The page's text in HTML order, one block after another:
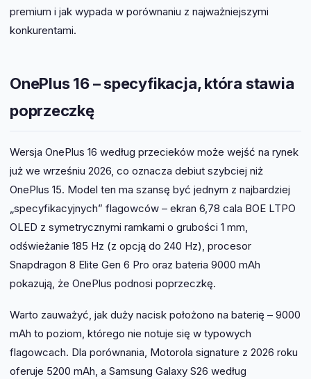
premium i jak wypada w porównaniu z najważniejszymi
konkurentami.
OnePlus 16 – specyfikacja, która stawia
poprzeczkę
Wersja OnePlus 16 według przecieków może wejść na rynek
już we wrześniu 2026, co oznacza debiut szybciej niż
OnePlus 15. Model ten ma szansę być jednym z najbardziej
„specyfikacyjnych” flagowców – ekran 6,78 cala BOE LTPO
OLED z symetrycznymi ramkami o grubości 1 mm,
odświeżanie 185 Hz (z opcją do 240 Hz), procesor
Snapdragon 8 Elite Gen 6 Pro oraz bateria 9000 mAh
pokazują, że OnePlus podnosi poprzeczkę.
Warto zauważyć, jak duży nacisk położono na baterię – 9000
mAh to poziom, którego nie notuje się w typowych
flagowcach. Dla porównania, Motorola signature z 2026 roku
oferuje 5200 mAh, a Samsung Galaxy S26 według